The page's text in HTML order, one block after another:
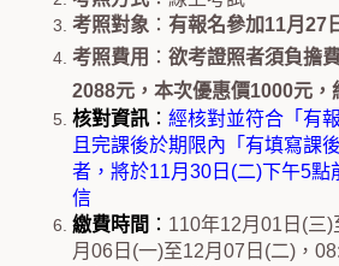
考照對象 ： 有報名參加11月27
考照費用 ： 欲考證照者須負擔
2088元，本次優惠價1000元，
核對資訊 ： 經核對並符合「有
且完課後於期限內「有填寫課
者，將於11月30日(二)下午5點
信
繳費時間 ： 110年12月01日(三
月06日(一)至12月07日(二)，